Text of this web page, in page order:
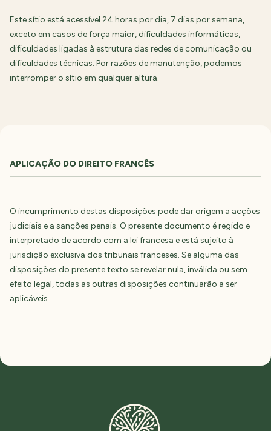
Este sítio está acessível 24 horas por dia, 7 dias por semana,
exceto em casos de força maior, dificuldades informáticas,
dificuldades ligadas à estrutura das redes de comunicação ou
dificuldades técnicas. Por razões de manutenção, podemos
interromper o sítio em qualquer altura.
APLICAÇÃO DO DIREITO FRANCÊS
O incumprimento destas disposições pode dar origem a acções
judiciais e a sanções penais. O presente documento é regido e
interpretado de acordo com a lei francesa e está sujeito à
jurisdição exclusiva dos tribunais franceses. Se alguma das
disposições do presente texto se revelar nula, inválida ou sem
efeito legal, todas as outras disposições continuarão a ser
aplicáveis.